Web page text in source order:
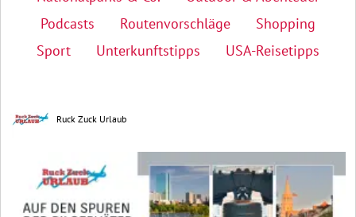
Podcasts
Routenvorschläge
Shopping
Sport
Unterkunftstipps USA-Reisetipps
Ruck Zuck Urlaub